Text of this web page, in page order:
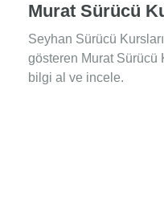
Murat Sürücü
Seyhan Sürücü
gösteren Murat Sürücü
bilgi al ve incele.